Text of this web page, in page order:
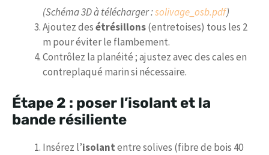
(Schéma 3D à télécharger :solivage_osb.pdf)
Ajoutez desétrésillons(entretoises) tous les 2
m pour éviter le flambement.
Contrôlez la planéité ; ajustez avec des cales en
contreplaqué marin si nécessaire.
Étape 2 : poser l’isolant et la
bande résiliente
Insérez l’isolantentre solives (fibre de bois 40